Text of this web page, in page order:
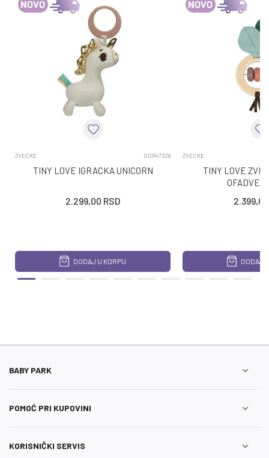
ZVECKE DOR47328
TINY LOVE IGRACKA UNICORN
2.299,00 RSD
DODAJ U KORPU
ZVECKE
TINY LOVE
2.399,00
DODAJ
BABY PARK
POMOĆ PRI KUPOVINI
KORISNIČKI SERVIS